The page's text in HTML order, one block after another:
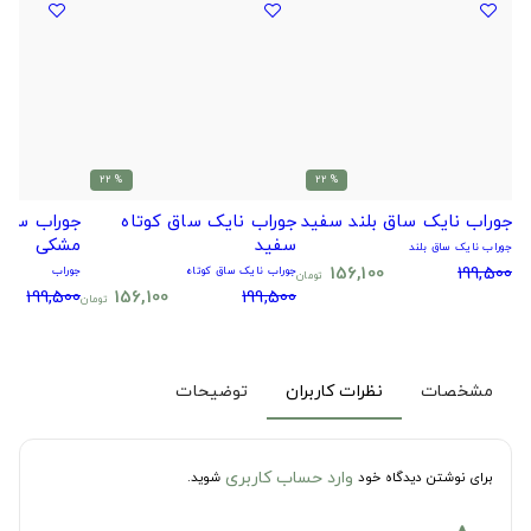
% 22
جوراب نایک ساق بلند سفید
جوراب نایک ساق بلند
199,500
156,100 تومان
% 22
جوراب نایک ساق کوتاه
سفید
جوراب نایک ساق کوتاه
199,500
156,100 تومان
جوراب
مشکی
جوراب
199,500
مشخصات نظرات کاربران توضیحات
برای نوشتن دیدگاه خود وارد حساب کاربری شوید.